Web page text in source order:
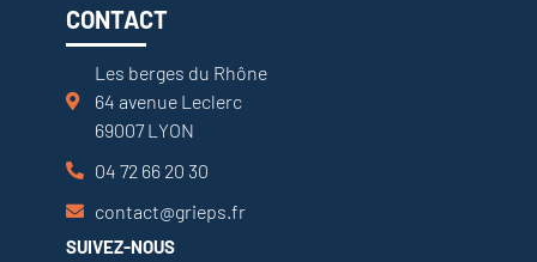
CONTACT
Les berges du Rhône
64 avenue Leclerc
69007 LYON
04 72 66 20 30
contact@grieps.fr
SUIVEZ-NOUS